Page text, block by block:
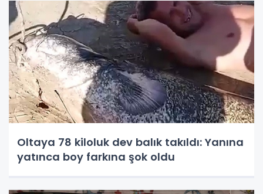
Oltaya 78 kiloluk dev balık takıldı: Yanına
yatınca boy farkına şok oldu